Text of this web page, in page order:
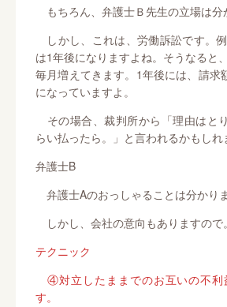
もちろん、弁護士Ｂ先生の立場は分
しかし、これは、労働訴訟です。
は1年後になりますよね。そうなると
毎月増えてきます。1年後には、請求
になっていますよ。
その場合、裁判所から「理由はと
らい払ったら。」と言われるかもしれ
弁護士B
弁護士Aのおっしゃることは分かりま
しかし、会社の意向もありますので。
テクニック
④対立したままでのお互いの不利
す。